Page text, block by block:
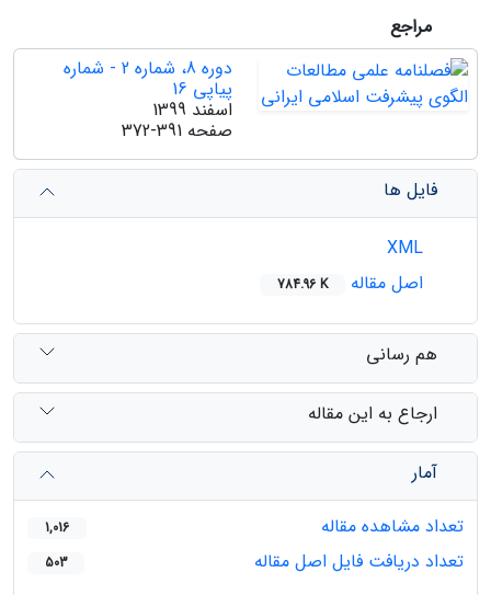
مراجع
دوره 8، شماره 2 - شماره
پیاپی 16
اسفند 1399
صفحه 372-391
فایل ها
اصل مقاله
784.96 K
هم رسانی
ارجاع به این مقاله
آمار
تعداد مشاهده مقاله
1,016
تعداد دریافت فایل اصل مقاله 503